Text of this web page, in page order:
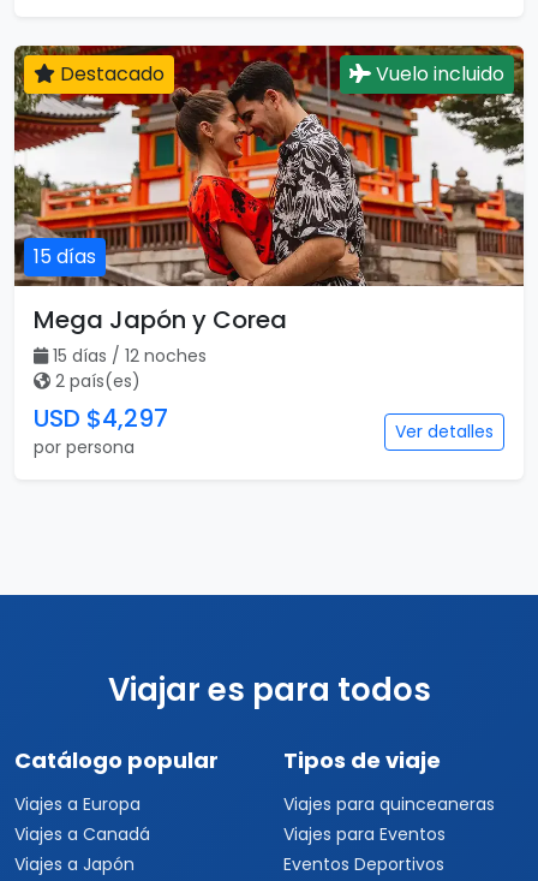
15 días
Destacado Vuelo incluido
Mega Japón y Corea
15 días / 12 noches
2 país(es)
USD $4,297
por persona
Ver detalles
Viajar es para todos
Catálogo popular
Viajes a Europa
Viajes a Canadá
Viajes a Japón
Tipos de viaje
Viajes para quinceaneras
Viajes para Eventos
Eventos Deportivos